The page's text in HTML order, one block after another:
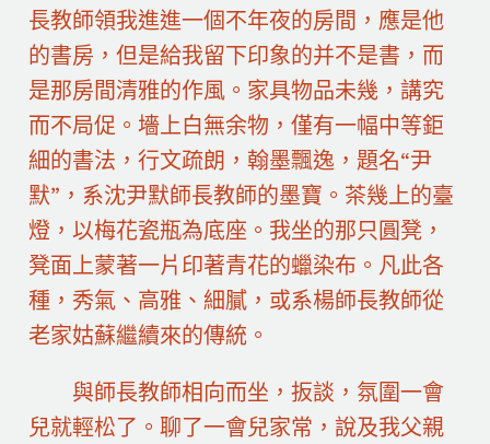
長教師領我進進一個不年夜的房間，應是他
的書房，但是給我留下印象的并不是書，而
是那房間清雅的作風。家具物品未幾，講究
而不局促。墻上白無余物，僅有一幅中等鉅
細的書法，行文疏朗，翰墨飄逸，題名“尹
默”，系沈尹默師長教師的墨寶。茶幾上的臺
燈，以梅花瓷瓶為底座。我坐的那只圓凳，
凳面上蒙著一片印著青花的蠟染布。凡此各
種，秀氣、高雅、細膩，或系楊師長教師從
老家姑蘇繼續來的傳統。
與師長教師相向而坐，扳談，氛圍一會
兒就輕松了。聊了一會兒家常，說及我父親